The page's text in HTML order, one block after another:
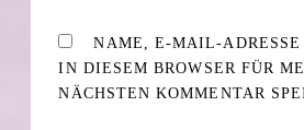
NAME, E-MAIL-ADRESSE
IN DIESEM BROWSER FÜR
NÄCHSTEN KOMMENTAR